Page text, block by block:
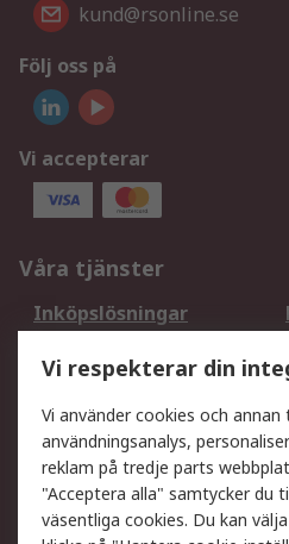
kund@rsonline.se
Följ oss på
Vi accepterar
Våra tjänster
Inköpslösningar
DesignSpark
Ditt lokala säljteam
Support
Få hjälp
Vi respekterar din
Vi använder cookies och
användningsanalys,
reklam på tredje parts
"Acceptera alla" samtycker du
väsentliga cookies. Du kan